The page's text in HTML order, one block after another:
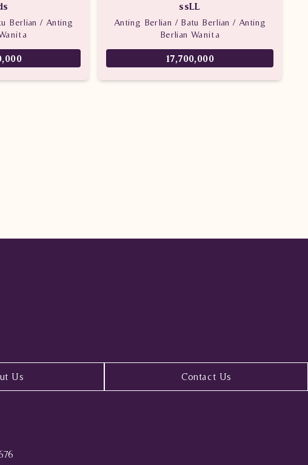
Berlian / Anting
ssLL
Anting Berlian / Batu Berlian / Anting
Berlian Wanita
17,700,000
Us Contact Us